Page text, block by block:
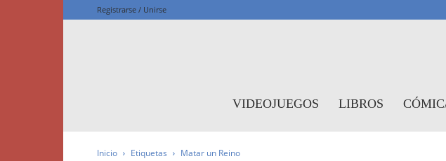
Registrarse / Unirse
VIDEOJUEGOS LIBROS
Inicio Etiquetas Matar un Reino